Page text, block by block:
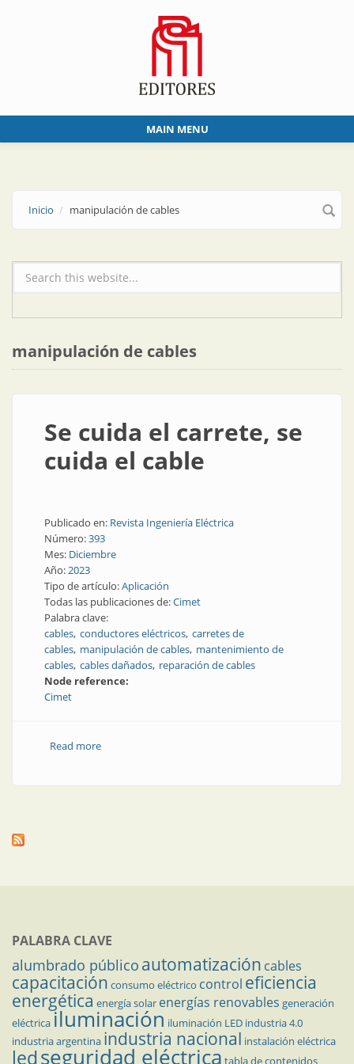
MAIN MENU
Inicio manipulación de cables
Formulario de búsqueda
manipulación de cables
Se cuida el carrete, se
cuida el cable
Publicado en: Revista Ingeniería Eléctrica
Número:393
Mes: Diciembre
Año:2023
Tipo de artículo:Aplicación
Todas las publicaciones de:Cimet
Palabra clave:
cables conductores eléctricos carretes de
cables manipulación de cables mantenimiento de
cables cables dañados reparación de cables
Node reference:
Cimet
Read moreabout Se cuida el carrete, se cuida el cable
PALABRA CLAVE
alumbrado público automatización cables
capacitación consumo eléctrico control eficiencia
energética energía solar energías renovables generación
eléctricailuminación iluminación LED industria 4.0
industria argentina industria nacional instalación eléctrica
ledseguridad eléctrica tabla de contenidos